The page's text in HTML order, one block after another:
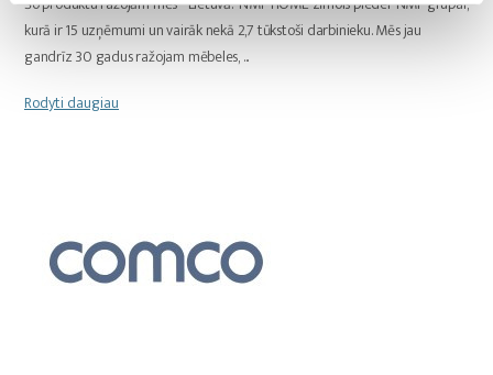
kurā ir 15 uzņēmumi un vairāk nekā 2,7 tūkstoši darbinieku. Mēs jau
gandrīz 30 gadus ražojam mēbeles,...
Rodyti daugiau